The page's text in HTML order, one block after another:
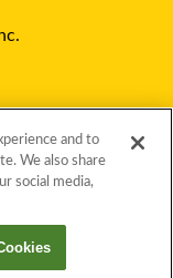
CA
and to
We also share
social media,